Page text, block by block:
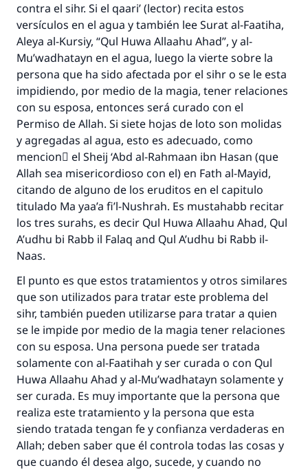
contra el sihr. Si el qaari’ (lector) recita estos
versículos en el agua y también lee Surat al-Faatiha,
Aleya al-Kursiy, “Qul Huwa Allaahu Ahad”, y al-
Mu’wadhatayn en el agua, luego la vierte sobre la
persona que ha sido afectada por el sihr o se le esta
impidiendo, por medio de la magia, tener relaciones
con su esposa, entonces será curado con el
Permiso de Allah. Si siete hojas de loto son molidas
y agregadas al agua, esto es adecuado, como
mencionَ el Sheij ‘Abd al-Rahmaan ibn Hasan (que
Allah sea misericordioso con el) en Fath al-Mayid,
citando de alguno de los eruditos en el capitulo
titulado Ma yaa’a fi’l-Nushrah. Es mustahabb recitar
los tres surahs, es decir Qul Huwa Allaahu Ahad, Qul
A’udhu bi Rabb il Falaq and Qul A’udhu bi Rabb il-
Naas.
El punto es que estos tratamientos y otros similares
que son utilizados para tratar este problema del
sihr, también pueden utilizarse para tratar a quien
se le impide por medio de la magia tener relaciones
con su esposa. Una persona puede ser tratada
solamente con al-Faatihah y ser curada o con Qul
Huwa Allaahu Ahad y al-Mu’wadhatayn solamente y
ser curada. Es muy importante que la persona que
realiza este tratamiento y la persona que esta
siendo tratada tengan fe y confianza verdaderas en
Allah; deben saber que él controla todas las cosas y
que cuando él desea algo, sucede, y cuando no